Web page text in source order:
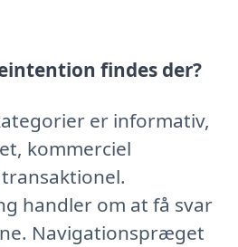
findes der?
er informativ,
kommerciel
handler om at få svar
Navigationspræget